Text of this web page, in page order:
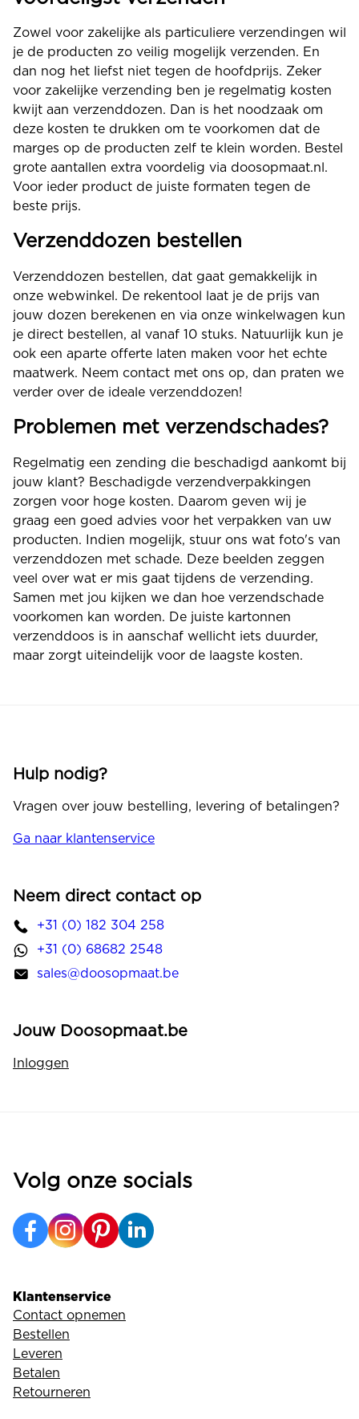
Zowel voor zakelijke als particuliere verzendingen wil
je de producten zo veilig mogelijk verzenden. En
dan nog het liefst niet tegen de hoofdprijs. Zeker
voor zakelijke verzending ben je regelmatig kosten
kwijt aan verzenddozen. Dan is het noodzaak om
deze kosten te drukken om te voorkomen dat de
marges op de producten zelf te klein worden. Bestel
grote aantallen extra voordelig via doosopmaat.nl.
Voor ieder product de juiste formaten tegen de
beste prijs.
Verzenddozen bestellen
Verzenddozen bestellen, dat gaat gemakkelijk in
onze webwinkel. De rekentool laat je de prijs van
jouw dozen berekenen en via onze winkelwagen kun
je direct bestellen, al vanaf 10 stuks. Natuurlijk kun je
ook een aparte offerte laten maken voor het echte
maatwerk. Neem contact met ons op, dan praten we
verder over de ideale verzenddozen!
Problemen met verzendschades?
Regelmatig een zending die beschadigd aankomt bij
jouw klant? Beschadigde verzendverpakkingen
zorgen voor hoge kosten. Daarom geven wij je
graag een goed advies voor het verpakken van uw
producten. Indien mogelijk, stuur ons wat foto's van
verzenddozen met schade. Deze beelden zeggen
veel over wat er mis gaat tijdens de verzending.
Samen met jou kijken we dan hoe verzendschade
voorkomen kan worden. De juiste kartonnen
verzenddoos is in aanschaf wellicht iets duurder,
maar zorgt uiteindelijk voor de laagste kosten.
Hulp nodig?
Vragen over jouw bestelling, levering of betalingen?
Ga naar klantenservice
Neem direct contact op
+31 (0) 182 304 258
+31 (0) 68682 2548
sales@doosopmaat.be
Jouw Doosopmaat.be
Inloggen
Volg onze socials
Klantenservice
Contact opnemen
Bestellen
Leveren
Betalen
Retourneren